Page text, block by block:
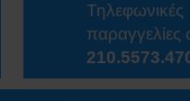
Τηλεφωνικές
παραγγελίες